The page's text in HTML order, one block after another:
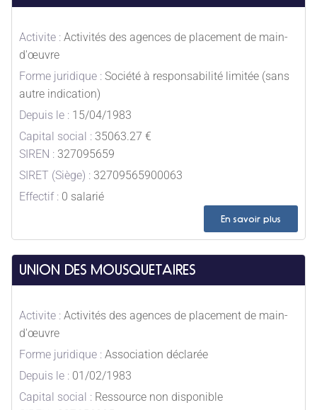
Activite : Activités des agences de placement de main-
d'œuvre
Forme juridique : Société à responsabilité limitée (sans
autre indication)
Depuis le : 15/04/1983
Capital social : 35063.27 €
SIREN : 327095659
SIRET (Siège) : 32709565900063
Effectif : 0 salarié
En savoir plus
UNION DES MOUSQUETAIRES
Activite : Activités des agences de placement de main-
d'œuvre
Forme juridique : Association déclarée
Depuis le : 01/02/1983
Capital social : Ressource non disponible